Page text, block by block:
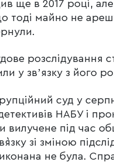
ще в 2017 році, але
тоді майно не
розслідування
у звʼязку з його
суд у
НАБУ і
вилучене під час
зі зміною
не була.